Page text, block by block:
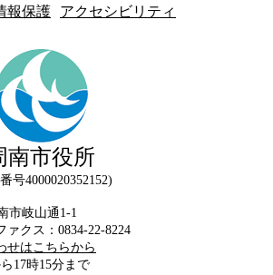
報保護
アクセシビリティ
南市役所
号4000020352152
市岐山通1-1
ァクス：0834-22-8224
せはこちらから
17時15分まで